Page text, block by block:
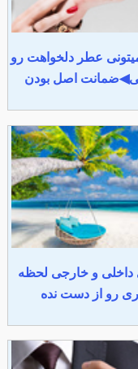
میتونی عطر دلخواهت رو
اصل بودن
داخلی و خارجی لحظه
رو از دست نده